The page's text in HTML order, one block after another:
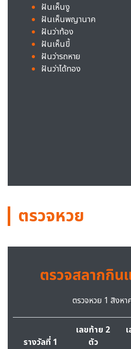
ฝันเห็นงู
ฝันเห็นพญานาค
ฝันว่าท้อง
ฝันเห็นขี้
ฝันว่ารถหาย
ฝันว่าได้ทอง
ตรวจหวย
ตรวจสลากกิน
ตรวจหวย 1 สิงห
รางวัลที่ 1
เลขท้าย 2
ตัว